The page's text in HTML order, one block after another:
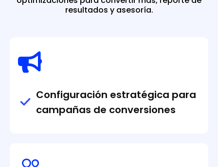
resultados y asesoría.
Configuración estratégica para
campañas de conversiones